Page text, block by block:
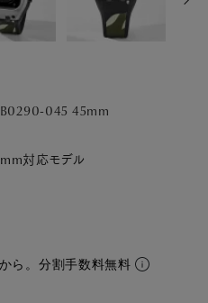
045 45mm
対応モデル
から。分割手数料無料